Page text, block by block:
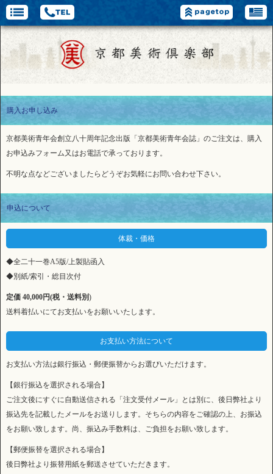
購入お申し込み
京都美術青年会創立八十周年記念出版「京都美術青年会誌」のご注文は、購入
お申込みフォーム又はお電話で承っております。
不明な点などございましたらどうぞお気軽にお問い合わせ下さい。
申込について
体裁・価格
◆全二十一巻A5版/上製貼函入
◆別紙/索引・総目次付
定価 40,000円(税・送料別)
送料着払いにてお支払いをお願いいたします。
お支払い方法について
お支払い方法は銀行振込・郵便振替からお選びいただけます。
【銀行振込を選択される場合】
ご注文後にすぐに自動送信される「注文受付メール」とは別に、後日弊社より
振込先を記載したメールをお送りします。そちらの内容をご確認の上、お振込
をお願い致します。尚、振込み手数料は、ご負担をお願い致します。
【郵便振替を選択される場合】
後日弊社より振替用紙を郵送させていただきます。